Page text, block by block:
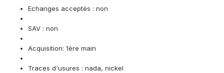
Echanges acceptés : non
SAV : non
Acquisition: 1ère main
Traces d'usures : nada, nickel